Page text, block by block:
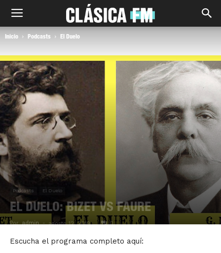
Inicio Podcasts El Duelo
Podcasts El Duelo
EL DUELO: BIZET VS FAURE
Por admin - agosto 12, 2019 0
Escucha el programa completo aquí: